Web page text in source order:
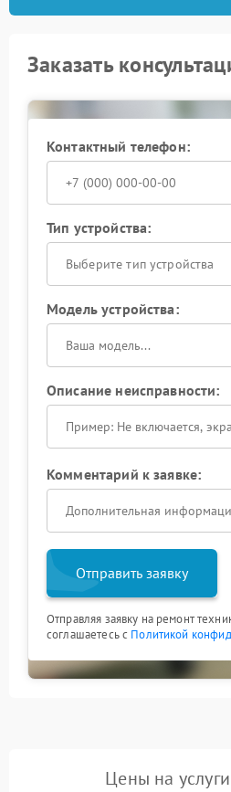
Заказать
Контактный телефон:
Тип устройства:
Выберите тип устройства
Модель устройства:
Описание неисправности:
Комментарий к заявке:
Отправить заявку
Отправляя заявку на ремонт
соглашаетесь с Политикой
Цены на